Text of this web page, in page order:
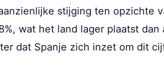
stijging ten opzichte
wat het land lager plaatst
dat Spanje zich inzet om dit